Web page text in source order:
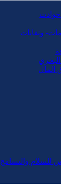
ونقابات
البحري
المال
والتسامح